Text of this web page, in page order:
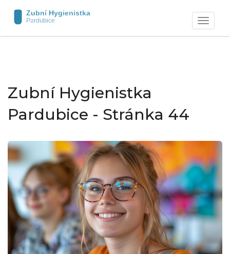
Zobrazit
navigaci
Zubní Hygienistka
Pardubice - Stránka 44